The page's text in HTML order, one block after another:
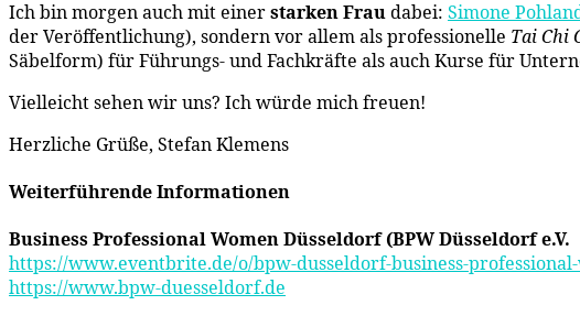
Ich bin morgen auch mit einerstarken Fraudabei: Simone
der Veröffentlichung), sondern vor allem als professionelle Tai Chi
Säbelform) für Führungs- und Fachkräfte als auch Kurse für
Vielleicht sehen wir uns? Ich würde mich freuen!
Herzliche Grüße, Stefan Klemens
Weiterführende Informationen
Business Professional Women Düsseldorf (BPW Düsseldorf e.V.
https://www.eventbrite.de/o/bpw-dusseldorf-business-professional-
https://www.bpw-duesseldorf.de